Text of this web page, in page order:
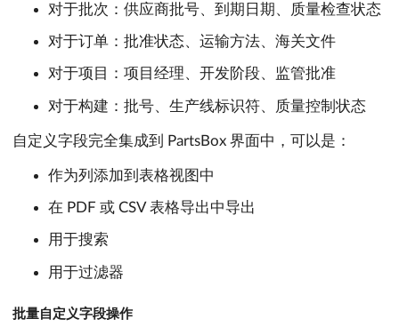
对于批次：供应商批号、到期日期、质量检查状态
对于订单：批准状态、运输方法、海关文件
对于项目：项目经理、开发阶段、监管批准
对于构建：批号、生产线标识符、质量控制状态
自定义字段完全集成到 PartsBox 界面中，可以是：
作为列添加到表格视图中
在 PDF 或 CSV 表格导出中导出
用于搜索
用于过滤器
批量自定义字段操作